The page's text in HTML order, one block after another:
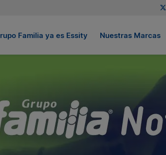
Familia ya es Essity Nuestras Marcas